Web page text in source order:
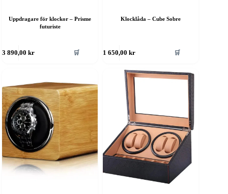
Uppdragare för klockor – Prisme
futuriste
3 890,00kr 🛒
Klocklåda – Cube Sobre
1 650,00kr 🛒